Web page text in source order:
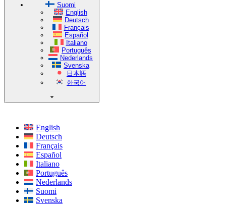
Suomi
English
Deutsch
Français
Español
Italiano
Português
Nederlands
Svenska
日本語
한국어
English
Deutsch
Français
Español
Italiano
Português
Nederlands
Suomi
Svenska